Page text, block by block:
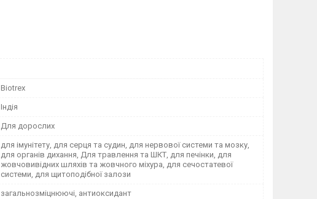
Biotrex
Індія
Для дорослих
для імунітету, для серця та судин, для нервової системи та мозку,
для органів дихання, Для травлення та ШКТ, для печінки, для
жовчовивідних шляхів та жовчного міхура, для сечостатевої
системи, для щитоподібної залози
загальнозміцнюючі, антиоксидант